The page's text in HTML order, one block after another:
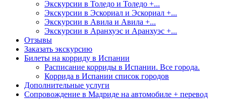
Экскурсии в Толедо и Толедо +...
Экскурсии в Эскориал и Эскориал +...
Экскурсии в Авила и Авила +...
Экскурсии в Аранхуэс и Аранхуэс +...
Отзывы
Заказать экскурсию
Билеты на корриду в Испании
Расписание корриды в Испании. Все города.
Коррида в Испании список городов
Дополнительные услуги
Сопровождение в Мадриде на автомобиле + перевод